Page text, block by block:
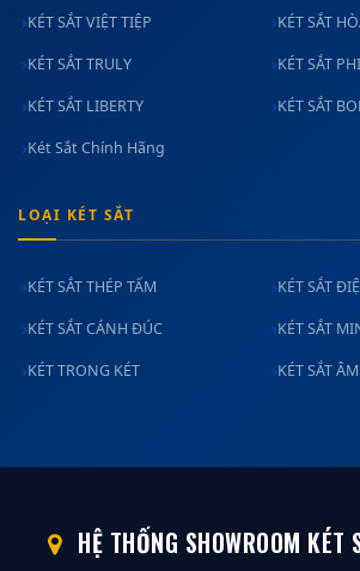
KÉT SẮT VIỆT TIỆP KÉT SẮT
KÉT SẮT TRULY KÉT SẮT
KÉT SẮT LIBERTY KÉT SẮT
Két Sắt Chính Hãng
LOẠI KÉT SẮT
KÉT SẮT THÉP TẤM KÉT SẮT
KÉT SẮT CÁNH ĐÚC KÉT SẮT
KÉT TRONG KÉT KÉT SẮT
HỆ THỐNG SHOWROOM